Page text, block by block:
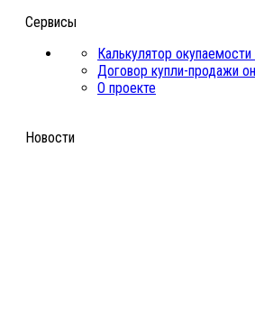
Сервисы
Калькулятор
Договор купли-продажи
О проекте
Новости